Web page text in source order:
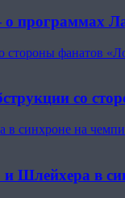
стороны фанатов
со
синхроне на
Шлейхера в